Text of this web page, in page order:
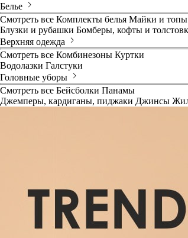
Белье
Смотреть все Комплекты белья Майки и топы
Блузки и рубашки Бомберы, кофты и
Верхняя одежда
Смотреть все Комбинезоны Куртки
Водолазки Галстуки
Головные уборы
Смотреть все Бейсболки Панамы
Джемперы, кардиганы, пиджаки Джинсы